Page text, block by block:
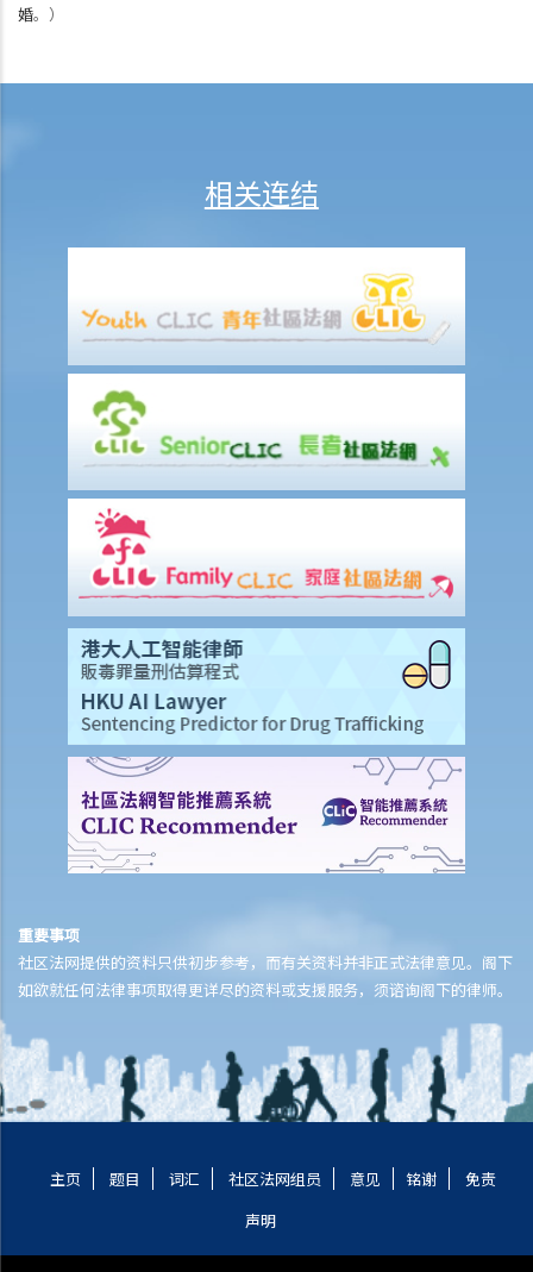
婚。）
相关连结
重要事项
社区法网提供的资料只供初步参考，而有关资料并非正式法律意见。阁下
如欲就任何法律事项取得更详尽的资料或支援服务，须谘询阁下的律师。
主页 题目 词汇 社区法网组员 意见 铭谢
免责
声明